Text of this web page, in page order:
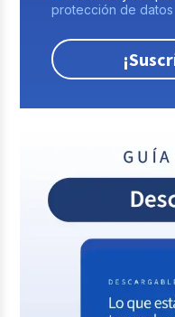
protección de datos